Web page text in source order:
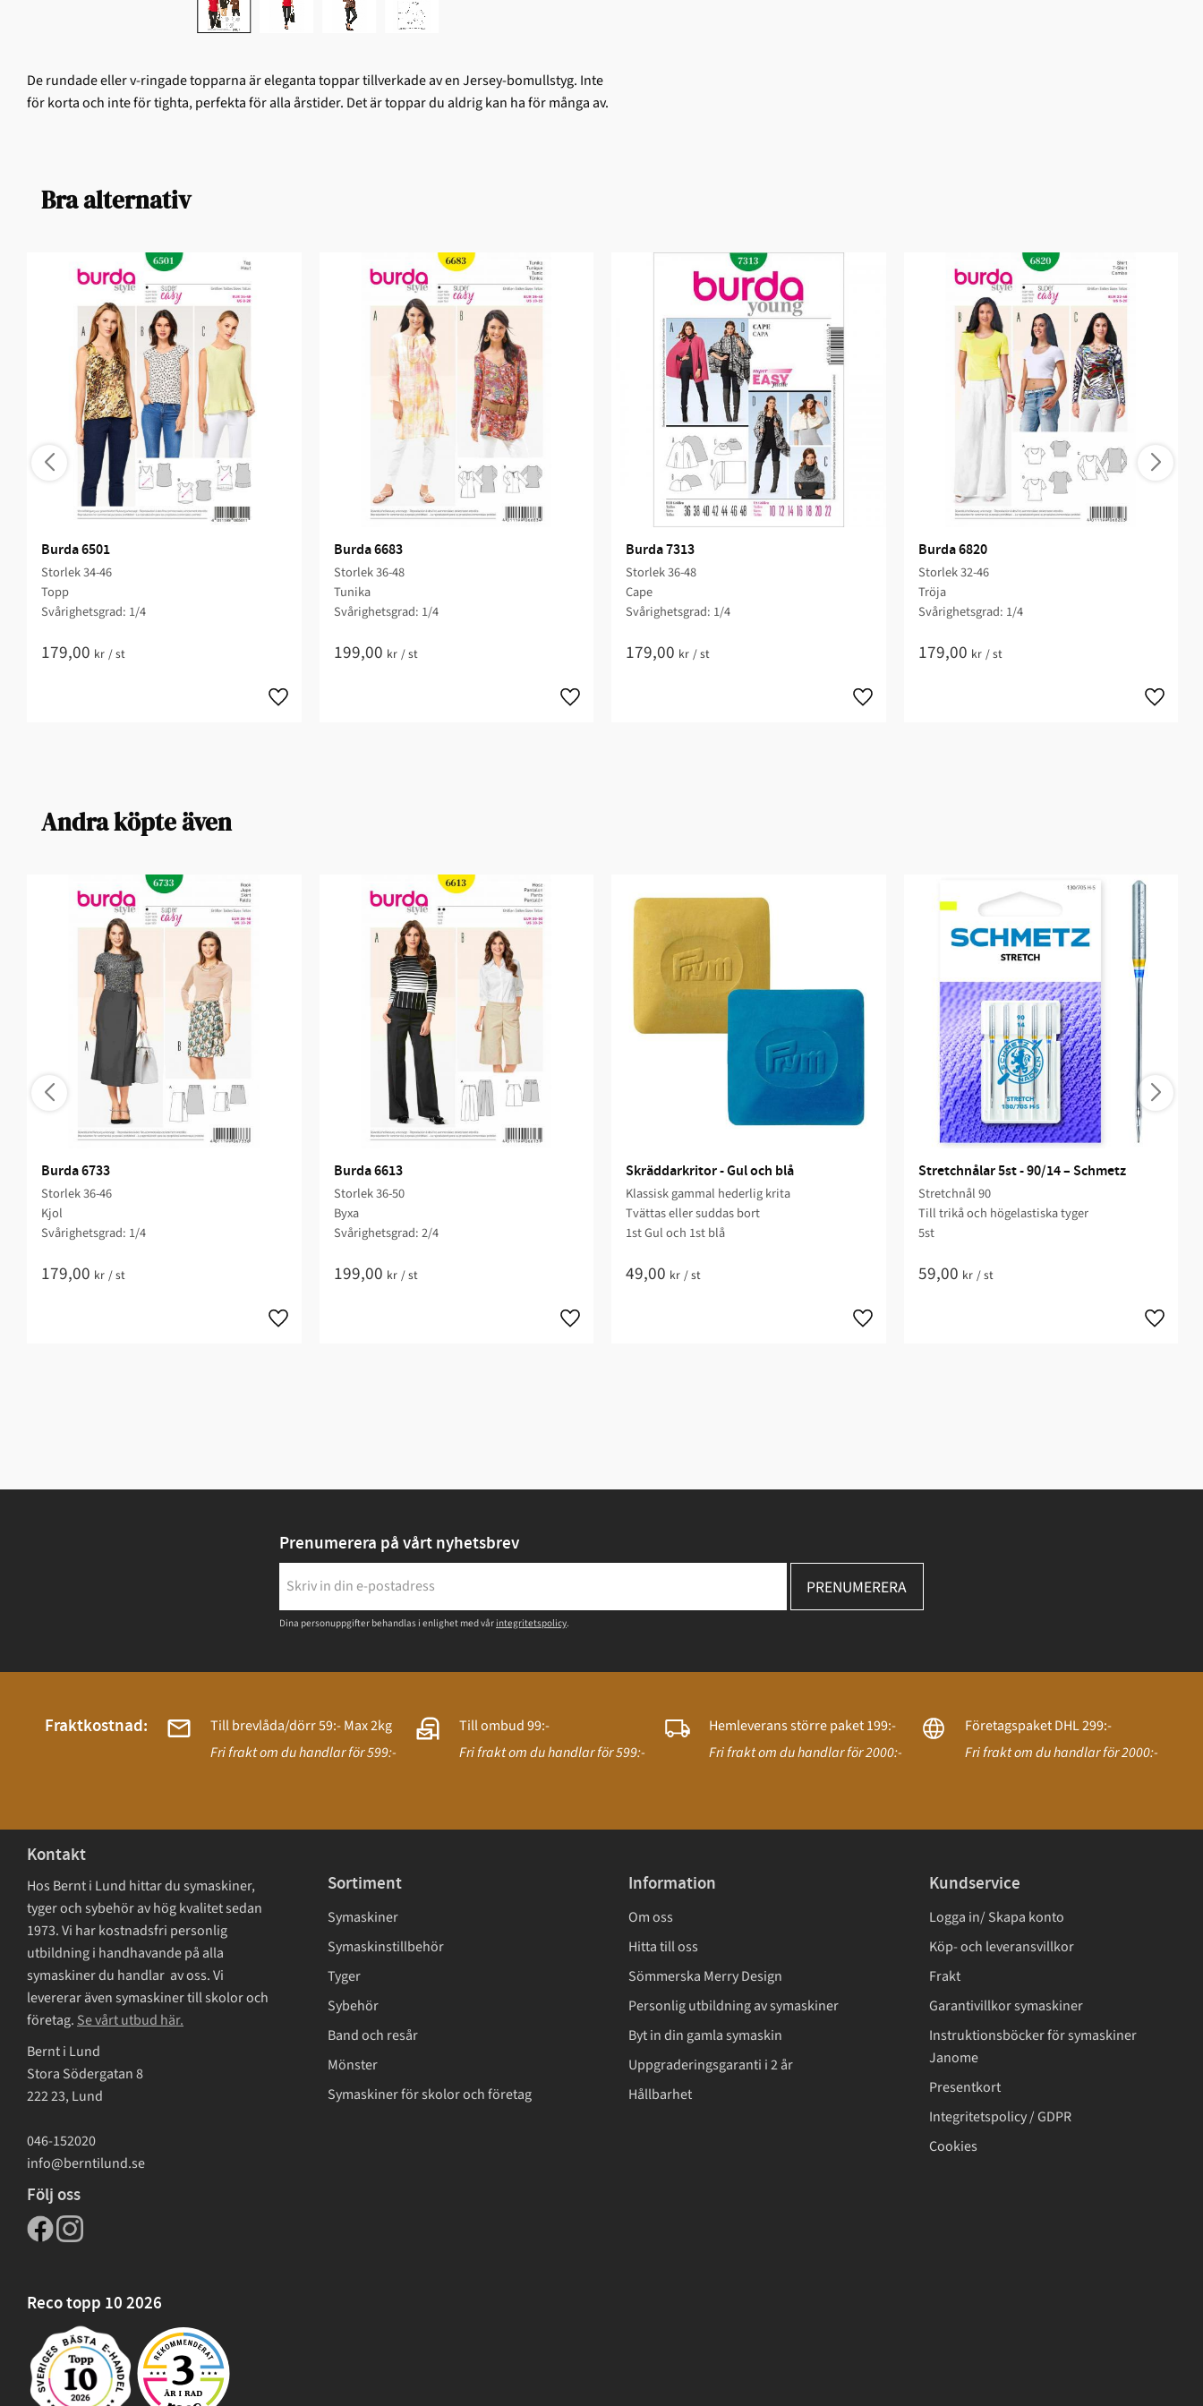
De rundade eller v-ringade topparna är eleganta toppar tillverkade av en Jersey-bomullstyg. Inte
för korta och inte för tighta, perfekta för alla årstider. Det är toppar du aldrig kan ha för många av.
Bra alternativ
Burda 6501
Storlek 34-46
Topp
Svårighetsgrad: 1/4​
179,00 kr /st
Burda 6683
Storlek 36-48
Tunika
Svårighetsgrad: 1/4​
199,00 kr /st
Burda 7313
Storlek 36-48
Cape
Svårighetsgrad: 1/4​
179,00 kr /st
Burda 6820
Storlek 32-46
Tröja
Svårighetsgrad: 1/4​
179,00 kr /st
Andra köpte även
Burda 6733
Storlek 36-46
Kjol
Svårighetsgrad: 1/4​
179,00 kr /st
Burda 6613
Storlek 36-50
Byxa
Svårighetsgrad: 2/4​
199,00 kr /st
Skräddarkritor - Gul och blå
Klassisk gammal hederlig krita
Tvättas eller suddas bort
1st Gul och 1st blå
49,00 kr /st
Stretchnålar 5st - 90/14 – Schmetz
Stretchnål 90
Till trikå och högelastiska tyger
5st
59,00 kr /st
Prenumerera på vårt nyhetsbrev
PRENUMERERA
Dina personuppgifter behandlas i enlighet med vår integritetspolicy.
Fraktkostnad:
Till brevlåda/dörr 59:- Max 2kg
Fri frakt om du handlar för 599:-
Till ombud 99:-
Fri frakt om du handlar för 599:-
Hemleverans större paket 199:-
Fri frakt om du handlar för 2000:-
Företagspaket DHL 299:-
Fri frakt om du handlar för 2000:-
Kontakt
Hos Bernt i Lund hittar du symaskiner,
tyger och sybehör av hög kvalitet sedan
1973. Vi har kostnadsfri personlig
utbildning i handhavande på alla
symaskiner du handlar av oss. Vi
levererar även symaskiner till skolor och
företag. Se vårt utbud här.
Bernt i Lund
Stora Södergatan 8
222 23, Lund
046-152020
info@berntilund.se
Följ oss
Reco topp 10 2026
Sortiment
Symaskiner
Symaskinstillbehör
Tyger
Sybehör
Band och resår
Mönster
Symaskiner för skolor och företag
Information
Om oss
Hitta till oss
Sömmerska Merry Design
Personlig utbildning av symaskiner
Byt in din gamla symaskin
Uppgraderingsgaranti i 2 år
Hållbarhet
Kundservice
Logga in/ Skapa konto
Köp- och leveransvillkor
Frakt
Garantivillkor symaskiner
Instruktionsböcker för symaskiner
Janome
Presentkort
Integritetspolicy / GDPR
Cookies